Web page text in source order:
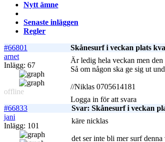
Nytt ämne
Senaste inläggen
Regler
#66801
Skånesurf i veckan plats
arnet
Inlägg: 67
offline
Är ledig hela veckan men
Så om någon ska ge sig ut
//Niklas 0705614181
Logga in för att svara
#66833
Svar: Skånesurf i veckan
jani
Inlägg: 101
käre nicklas
det ser inte bli mer surf